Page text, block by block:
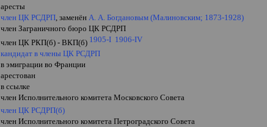
аресты
член ЦК РСДРП, заменёнА. А. Богдановым (Малиновским; 1873-1928)
член Заграничного бюро ЦК РСДРП
член ЦК РКП(б) - ВКП(б) 1905-I 1906-IV
кандидат в члены ЦК РСДРП
в эмиграции во Франции
арестован
в ссылке
член Исполнительного комитета Московского Совета
член ЦК РСДРП(б)
член Исполнительного комитета Петроградского Совета